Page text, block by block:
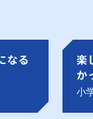
なる
楽
か
小